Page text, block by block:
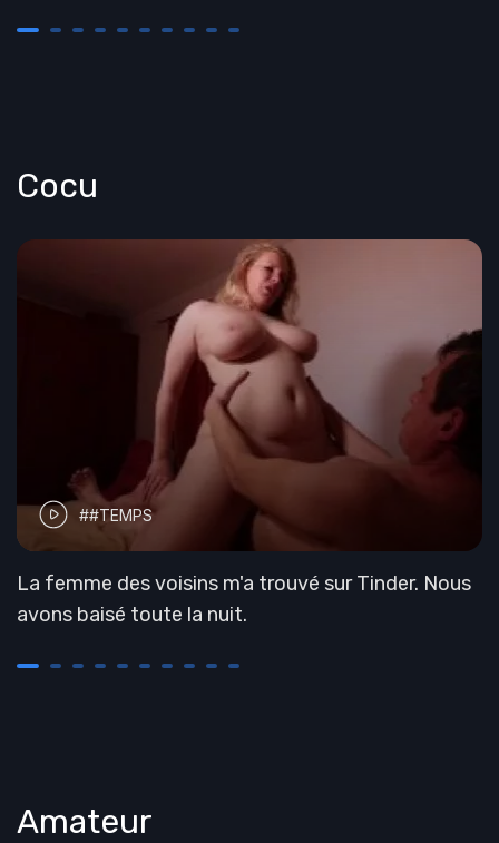
Cocu
##TEMPS
La femme des voisins m'a trouvé sur Tinder. Nous
avons baisé toute la nuit.
Amateur